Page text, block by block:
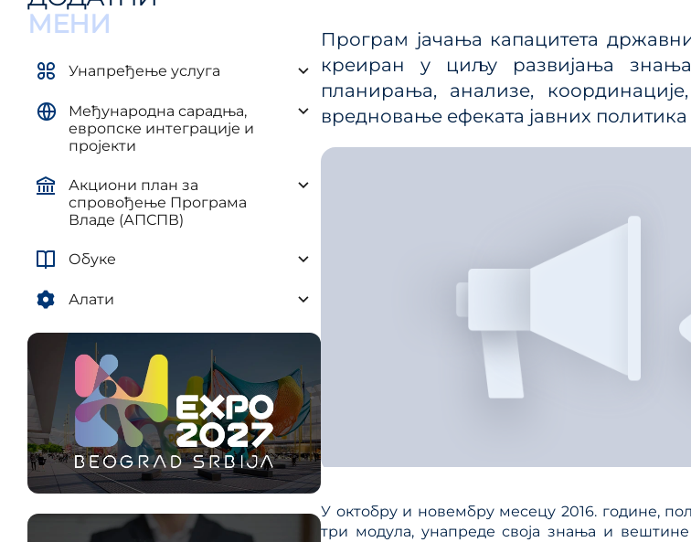
елементима плана развоја AП и
ЈЛС
Уредба о методологији за
израду средњорочних планова
и регулаторном реформом
(ПУУЈПРР)
Програм јачања капацитета
креиран у циљу развијања
планирања, анализе,
вредновање ефеката јавних
У октобру и новембру месецу 2016. године,
три модула, унапреде своја знања и
МЕНИ
Унапређење услуга
Међународна сарадња,
европске интеграције и
пројекти
Акциони план за
спровођење Програма
Владе (АПСПВ)
Обуке
Алати